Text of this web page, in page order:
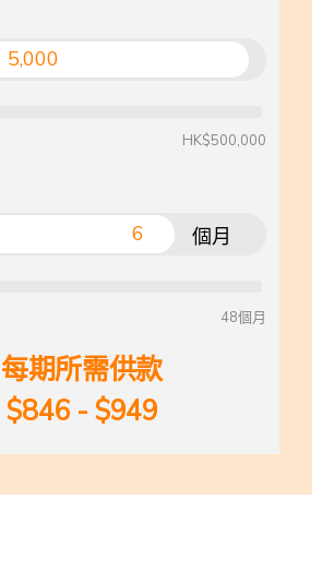
HK$500,000
個月
48個月
每期所需供款
$846 - $949